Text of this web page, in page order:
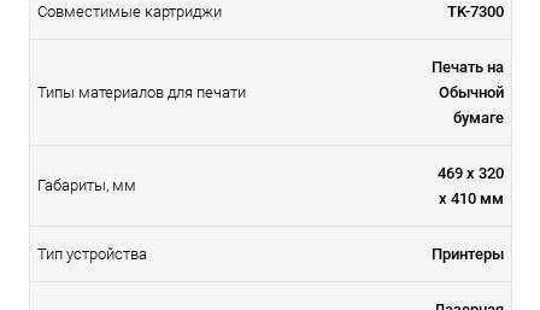
Совместимые картриджи TK-7300
Типы материалов для печати
Печать на
Обычной
бумаге
Габариты, мм
469 x 320
x 410 мм
Тип устройства Принтеры